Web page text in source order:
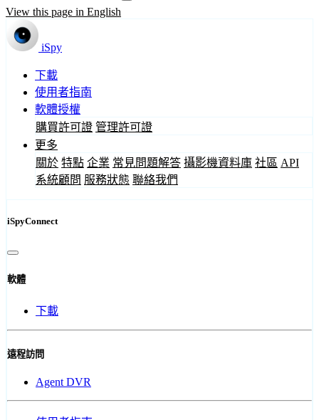
View this page in English
iSpy
下載
使用者指南
軟體授權
購買許可證 管理許可證
更多
關於 特點 企業 常見問題解答 攝影機資料庫 社區 API
系統顧問 服務狀態 聯絡我們
iSpyConnect
軟體
下載
遠程訪問
Agent DVR